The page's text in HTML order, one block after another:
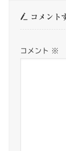
コメント
コメント ※